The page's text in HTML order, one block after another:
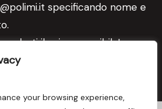
your browsing experience,
specificando nome e
il prima possibile!